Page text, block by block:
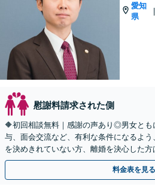
愛知
県
慰謝料請求された側
🔶初回相談無料｜感謝の声あり◎男女とも
与、面会交流など、有利な条件になるよ
を決めきれていない方、離婚を決心した方
い【休日・夜間面談OK】【駐車場あり】
料金表を見る